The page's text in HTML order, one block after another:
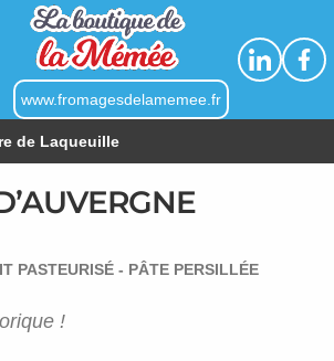
www.fromagesdelamemee.fr
de Laqueuille
PASTEURISÉ - PÂTE PERSILLÉE
!